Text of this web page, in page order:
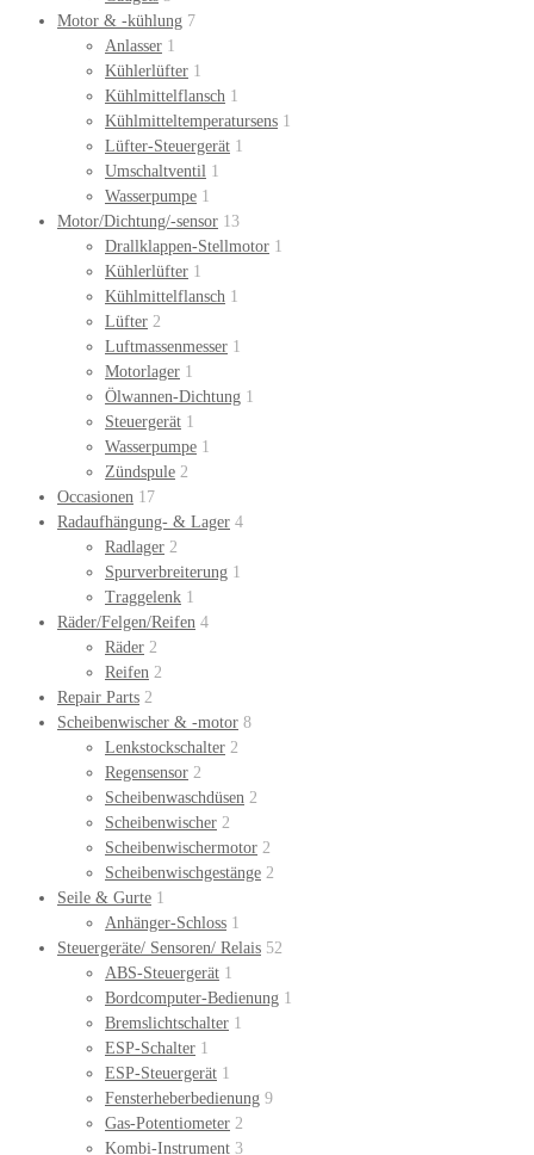
Motor & -kühlung 7
Anlasser 1
Kühlerlüfter 1
Kühlmittelflansch 1
Kühlmitteltemperatursens 1
Lüfter-Steuergerät 1
Umschaltventil 1
Wasserpumpe 1
Motor/Dichtung/-sensor 13
Drallklappen-Stellmotor 1
Kühlerlüfter 1
Kühlmittelflansch 1
Lüfter 2
Luftmassenmesser 1
Motorlager 1
Ölwannen-Dichtung 1
Steuergerät 1
Wasserpumpe 1
Zündspule 2
Occasionen 17
Radaufhängung- & Lager 4
Radlager 2
Spurverbreiterung 1
Traggelenk 1
Räder/Felgen/Reifen 4
Räder 2
Reifen 2
Repair Parts 2
Scheibenwischer & -motor 8
Lenkstockschalter 2
Regensensor 2
Scheibenwaschdüsen 2
Scheibenwischer 2
Scheibenwischermotor 2
Scheibenwischgestänge 2
Seile & Gurte 1
Anhänger-Schloss 1
Steuergeräte/ Sensoren/ Relais 52
ABS-Steuergerät 1
Bordcomputer-Bedienung 1
Bremslichtschalter 1
ESP-Schalter 1
ESP-Steuergerät 1
Fensterheberbedienung 9
Gas-Potentiometer 2
Kombi-Instrument 3